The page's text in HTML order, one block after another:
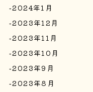
2024年1月
2023年12月
2023年11月
2023年10月
2023年9月
2023年8月